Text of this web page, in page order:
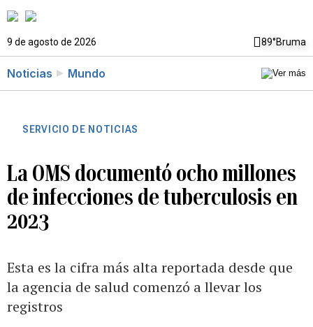
9 de agosto de 2026 89°Bruma
Noticias Mundo
SERVICIO DE NOTICIAS
La OMS documentó ocho millones
de infecciones de tuberculosis en
2023
Esta es la cifra más alta reportada desde que
la agencia de salud comenzó a llevar los
registros